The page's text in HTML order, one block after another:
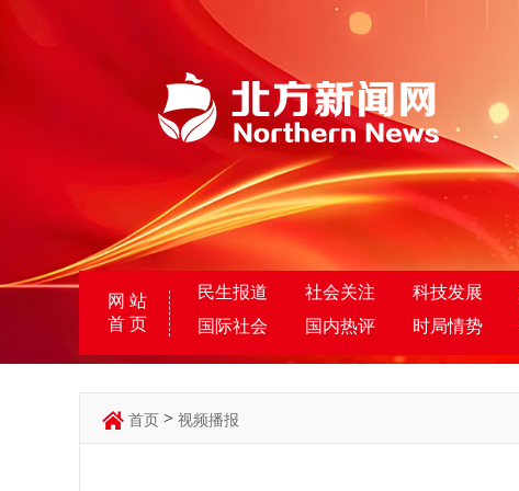
网 站
首 页
民生报道 社会关注 科技发展
国际社会
国内热评 时局情势
首页 > 视频播报